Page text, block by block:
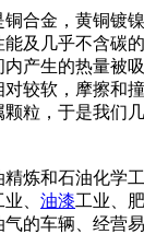
合金，黄铜镀
及几乎不含碳
产生的热量被
较软，摩擦和
粒，于是我们
炼和石油化学
、 油漆工业、
的车辆、经营